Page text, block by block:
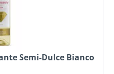
Semi-Dulce Bianco